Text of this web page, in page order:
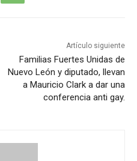
Artículo siguiente
Familias Fuertes Unidas de
Nuevo León y diputado, llevan
a Mauricio Clark a dar una
conferencia anti gay.